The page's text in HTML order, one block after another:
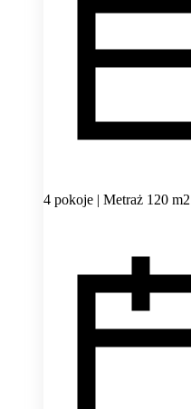
4 pokoje | Metraż 120 m2